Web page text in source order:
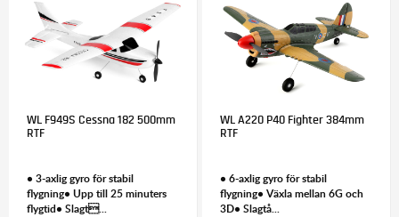
WL F949S Cessna 182 500mm
RTF
• 3-axlig gyro för stabil
flygning• Upp till 25 minuters
flygtid• Slagt...
WL A220 P40 Fighter 384mm
RTF
• 6-axlig gyro för stabil
flygning• Växla mellan 6G och
3D• Slagtå...